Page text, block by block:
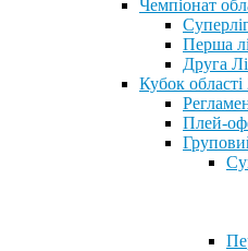
Чемпіонат
Перша
Друга
Кубок області
Плей-